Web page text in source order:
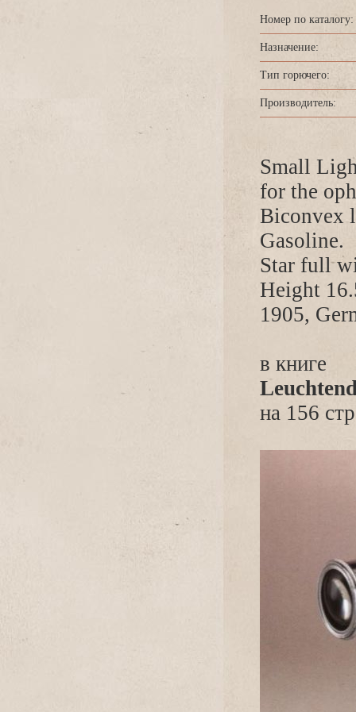
Номер по каталогу:
Назначение:
Тип горючего:
Производитель:
Small
for the
Biconvex
Gasoline.
Star full
Height
1905,
книге
на 156